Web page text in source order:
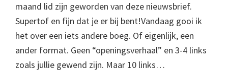
maand lid zijn geworden van deze nieuwsbrief.
Supertof en fijn dat je er bij bent!Vandaag gooi ik
het over een iets andere boeg. Of eigenlijk, een
ander format. Geen “openingsverhaal” en 3-4 links
zoals jullie gewend zijn. Maar 10 links…